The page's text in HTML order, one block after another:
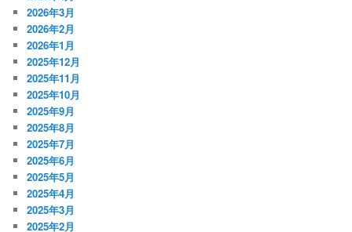
2026年3月
2026年2月
2026年1月
2025年12月
2025年11月
2025年10月
2025年9月
2025年8月
2025年7月
2025年6月
2025年5月
2025年4月
2025年3月
2025年2月